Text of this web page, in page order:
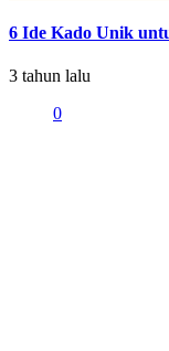
6 Ide Kado Unik
3 tahun lalu
0